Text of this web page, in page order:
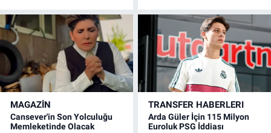
MAGAZİN
Cansever'in Son Yolculuğu
Memleketinde Olacak
TRANSFER HABERLERI
Arda Güler İçin 115 Milyon
Euroluk PSG İddiası